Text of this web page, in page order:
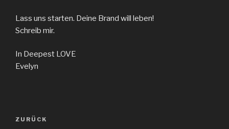
Lass uns starten. Deine Brand will leben!
Schreib mir.
In Deepest LOVE
Evelyn
ZURÜCK